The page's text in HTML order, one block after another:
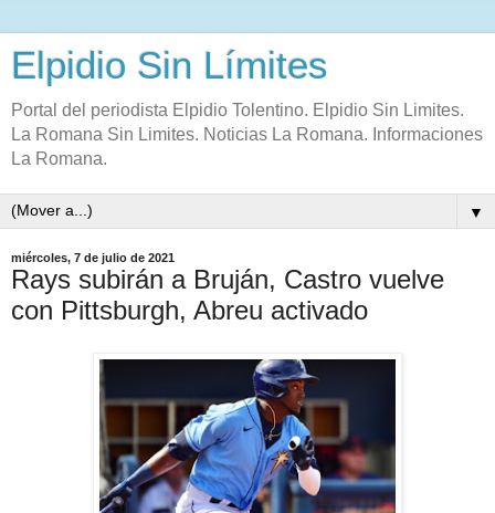
Elpidio Sin Límites
Portal del periodista Elpidio Tolentino. Elpidio Sin Limites.
La Romana Sin Limites. Noticias La Romana. Informaciones
La Romana.
▼
miércoles, 7 de julio de 2021
Rays subirán a Bruján, Castro vuelve
con Pittsburgh, Abreu activado